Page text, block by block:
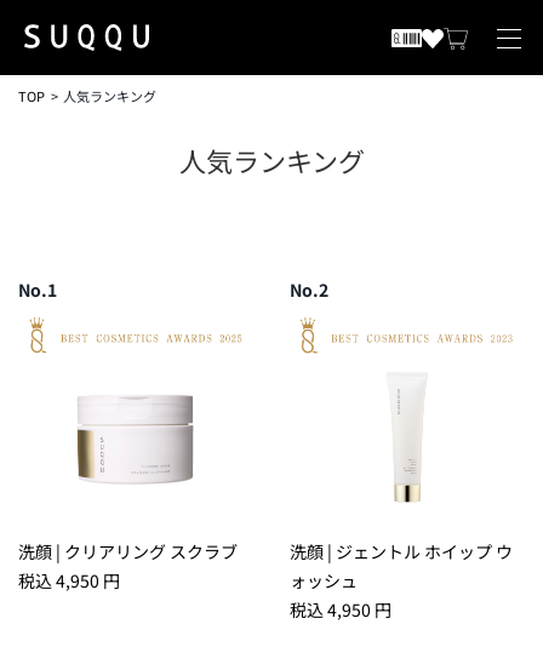
TOP 人気ランキング
人気ランキング
No.1
洗顔 | クリアリング スクラブ
税込 4,950 円
No.2
洗顔 | ジェントル ホイップ ウ
ォッシュ
税込 4,950 円